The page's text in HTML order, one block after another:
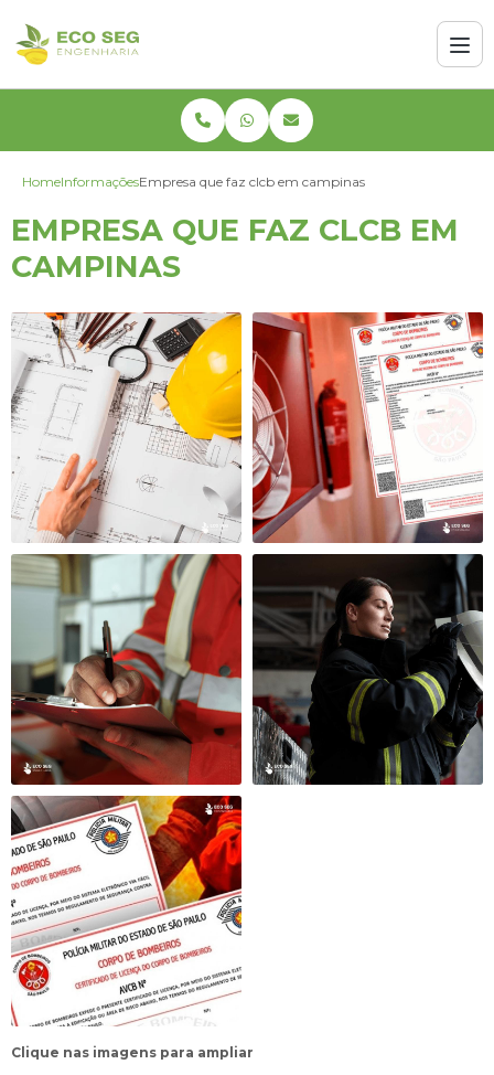
HomeInformaçõesEmpresa que faz clcb em campinas
EMPRESA QUE FAZ CLCB EM
CAMPINAS
Clique nas imagens para ampliar